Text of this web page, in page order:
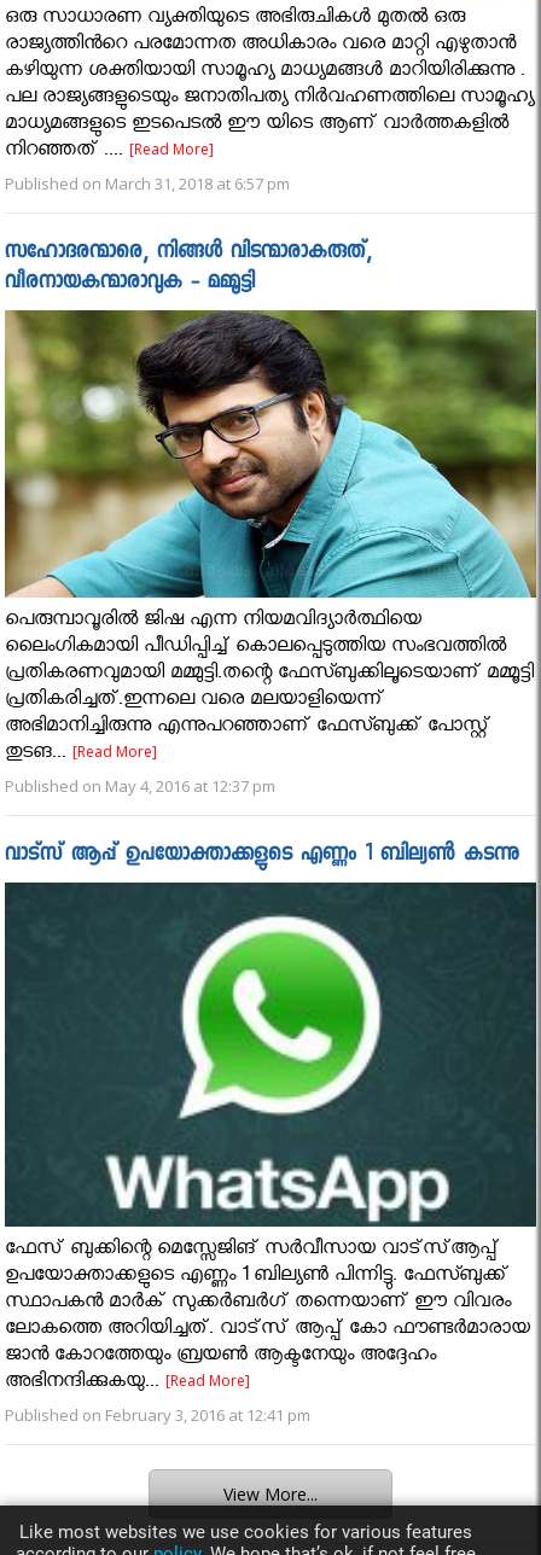
ഒരു സാധാരണ വ്യക്തിയുടെ അഭിരുചികൾ മുതൽ ഒരു
രാജ്യത്തിൻറെ പരമോന്നത അധികാരം വരെ മാറ്റി എഴുതാൻ
കഴിയുന്ന ശക്തിയായി സാമൂഹ്യ മാധ്യമങ്ങൾ മാറിയിരിക്കുന്നു .
പല രാജ്യങ്ങളുടെയും ജനാതിപത്യ നിർവഹണത്തിലെ സാമൂഹ്യ
മാധ്യമങ്ങളുടെ ഇടപെടൽ ഈ യിടെ ആണ് വാർത്തകളിൽ
നിറഞ്ഞത് ....[Read More]
Published on March 31, 2018 at 6:57 pm
സഹോദരന്മാരെ, നിങ്ങള്‍ വിടന്മാരാകരുത്,
വീരനായകന്മാരാവുക - മമ്മൂട്ടി
പെരുമ്പാവൂരില്‍ ജിഷ എന്ന നിയമവിദ്യാര്‍ത്ഥിയെ
ലൈംഗികമായി പീഡിപ്പിച്ച് കൊലപ്പെടുത്തിയ സംഭവത്തില്‍
പ്രതികരണവുമായി മമ്മുട്ടി.തന്റെ ഫേസ്ബുക്കിലൂടെയാണ് മമ്മൂട്ടി
പ്രതികരിച്ചത്.ഇന്നലെ വരെ മലയാളിയെന്ന്
അഭിമാനിച്ചിരുന്നു എന്നുപറഞ്ഞാണ് ഫേസ്ബുക്ക് പോസ്റ്റ്
തുടങ...[Read More]
Published on May 4, 2016 at 12:37 pm
വാട്‌സ് ആപ്പ് ഉപയോക്താക്കളുടെ എണ്ണം 1 ബില്യൺ കടന്നു
ഫേസ് ബുക്കിന്റെ മെസ്സേജിങ് സർവീസായ വാട്‌സ്ആപ്പ്
ഉപയോക്താക്കളുടെ എണ്ണം 1 ബില്യണ്‍ പിന്നിട്ടു. ഫേസ്ബുക്ക്
സ്ഥാപകൻ മാർക് സുക്കർബർഗ് തന്നെയാണ് ഈ വിവരം
ലോകത്തെ അറിയിച്ചത്. വാട്‌സ് ആപ്പ് കോ ഫൗണ്ടർമാരായ
ജാൻ കോറത്തേയും ബ്രയൺ ആക്ടനേയും അദ്ദേഹം
അഭിനന്ദിക്കുകയു...[Read More]
Published on February 3, 2016 at 12:41 pm
View More...
Like most websites we use cookies for various features